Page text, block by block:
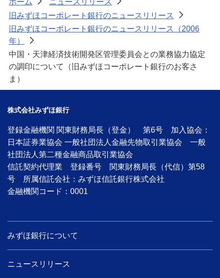
ホーム > ニュースリリース
>
旧みずほコーポレート銀行のニュースリリース
>
旧みずほコーポレート銀行のニュースリリース（2006
年）
>
中国・天津経済技術開発区管理委員会との業務協力協定
の調印について（旧みずほコーポレート銀行のお客さ
ま）
株式会社みずほ銀行
登録金融機関 関東財務局長（登金） 第6号 加入協会：
日本証券業協会 一般社団法人金融先物取引業協会 一般
社団法人第二種金融商品取引業協会
信託契約代理業 登録番号 関東財務局長（代信）第58
号 所属信託会社：みずほ信託銀行株式会社
金融機関コード：0001
みずほ銀行について
ニュースリリース